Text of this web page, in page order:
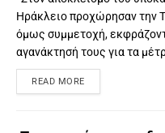
Ηράκλειο προχώρησαν την
όμως συμμετοχή,
αγανάκτησή τους για τα
READ MORE